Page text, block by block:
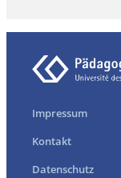
Impressum
Kontakt
Datenschutz